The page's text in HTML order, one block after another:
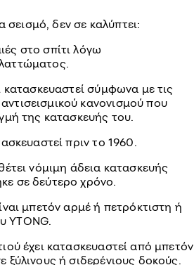
σεισμό, δεν σε καλύπτει:
στο σπίτι λόγω
κατασκευαστεί σύμφωνα με τις
κανονισμού που
της κατασκευής του.
πριν το 1960.
νόμιμη άδεια κατασκευής
σε δεύτερο χρόνο.
μπετόν αρμέ ή πετρόκτιστη ή
YTONG.
έχει κατασκευαστεί από μπετόν
ξύλινους ή σιδερένιους δοκούς.